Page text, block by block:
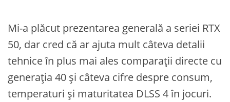
Mi-a plăcut prezentarea generală a seriei RTX
50, dar cred că ar ajuta mult câteva detalii
tehnice în plus mai ales comparații directe cu
generația 40 și câteva cifre despre consum,
temperaturi și maturitatea DLSS 4 în jocuri.